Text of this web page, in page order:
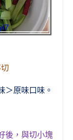
＞原味口味 。
後，與切小塊